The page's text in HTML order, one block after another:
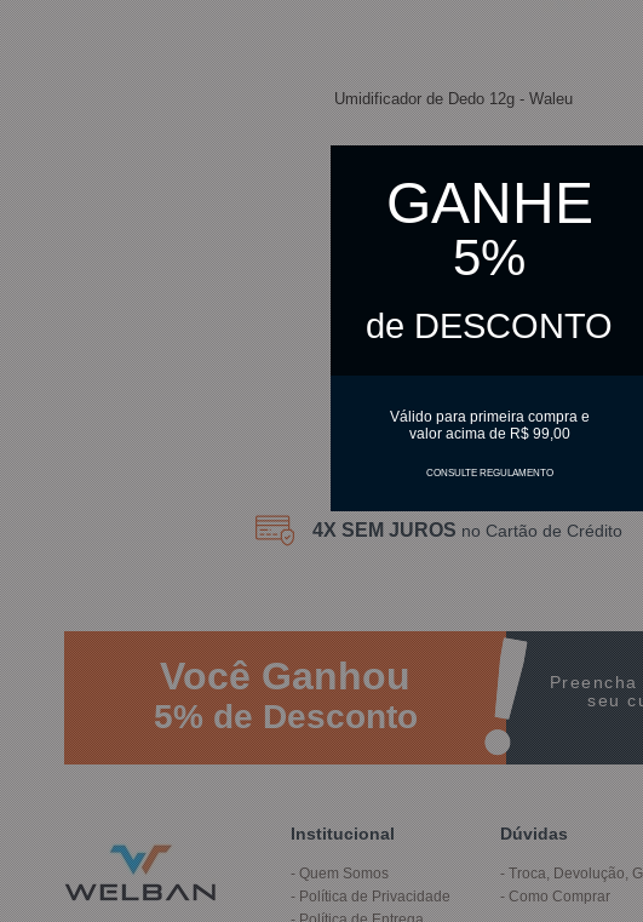
GANHE
5%
de DESCONTO
Válido para primeira compra e
valor acima de R$ 99,00
CONSULTE REGULAMENTO
Umidificador de Dedo 12g - Waleu
R$ 6,50
4X SEM JUROS no Cartão de Crédito
VocêGanhou
5%de Desconto
seu
Institucional
Quem Somos
Política de Privacidade
Dúvidas
Troca, Devolução,
Como Comprar